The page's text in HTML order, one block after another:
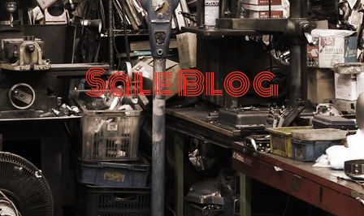
Sale Blog